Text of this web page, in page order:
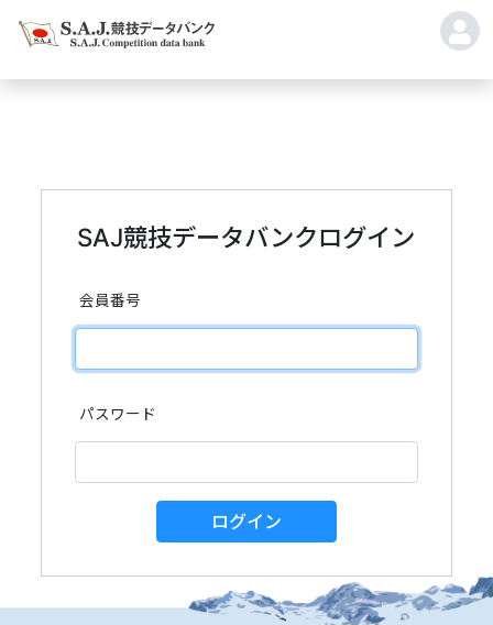
SAJ競技データバンクログイン
会員番号
パスワード
ログイン